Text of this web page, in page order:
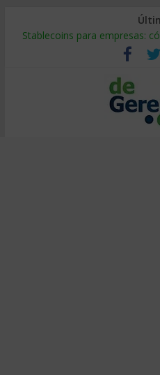
Stablecoins para empresas:
Despido silencioso: qué es y
IA en selección de personal:
Trabajo forzoso en la cadena
Mercado hispano de EE.